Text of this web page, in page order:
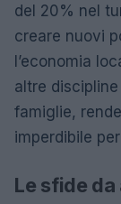
del 20% nel
creare nuovi
l’economia
altre
famiglie,
imperdibile
Le sfide